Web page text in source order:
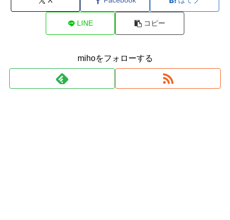
LINE コピー
mihoをフォローする